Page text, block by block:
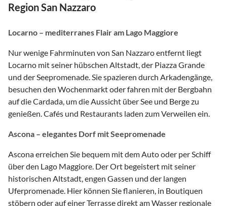
Region San Nazzaro
Locarno – mediterranes Flair am Lago Maggiore
Nur wenige Fahrminuten von San Nazzaro entfernt liegt
Locarno mit seiner hübschen Altstadt, der Piazza Grande
und der Seepromenade. Sie spazieren durch Arkadengänge,
besuchen den Wochenmarkt oder fahren mit der Bergbahn
auf die Cardada, um die Aussicht über See und Berge zu
genießen. Cafés und Restaurants laden zum Verweilen ein.
Ascona – elegantes Dorf mit Seepromenade
Ascona erreichen Sie bequem mit dem Auto oder per Schiff
über den Lago Maggiore. Der Ort begeistert mit seiner
historischen Altstadt, engen Gassen und der langen
Uferpromenade. Hier können Sie flanieren, in Boutiquen
stöbern oder auf einer Terrasse direkt am Wasser regionale